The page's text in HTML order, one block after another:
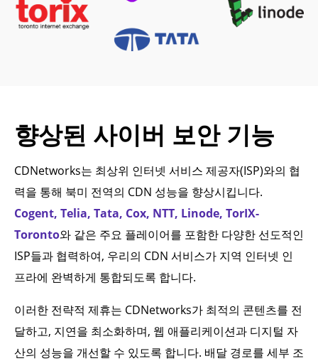
향상된 사이버 보안 기능
CDNetworks는 최상위 인터넷 서비스 제공자(ISP)와의 협
력을 통해 북미 전역의 CDN 성능을 향상시킵니다.
Cogent, Telia, Tata, Cox, NTT, Linode, TorIX-
Toronto와 같은 주요 플레이어를 포함한 다양한 선도적인
ISP들과 협력하여, 우리의 CDN 서비스가 지역 인터넷 인
프라에 완벽하게 통합되도록 합니다.
이러한 전략적 제휴는 CDNetworks가 최적의 콘텐츠를 전
달하고, 지연을 최소화하며, 웹 애플리케이션과 디지털 자
산의 성능을 개선할 수 있도록 합니다. 배달 경로를 세부 조